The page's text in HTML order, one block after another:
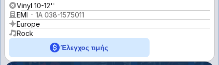
Vinyl 10-12''
EMI
1A 038-1575011
Europe
Rock
Έλεγχος τιμής